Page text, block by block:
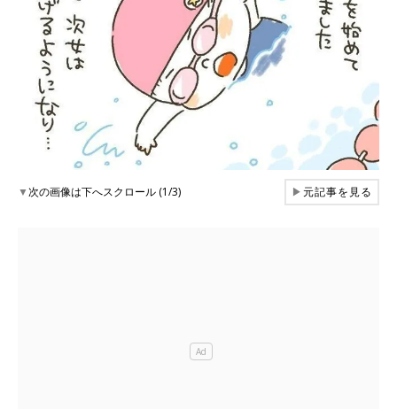
▼次の画像は下へスクロール (1/3) ▶元記事を見る